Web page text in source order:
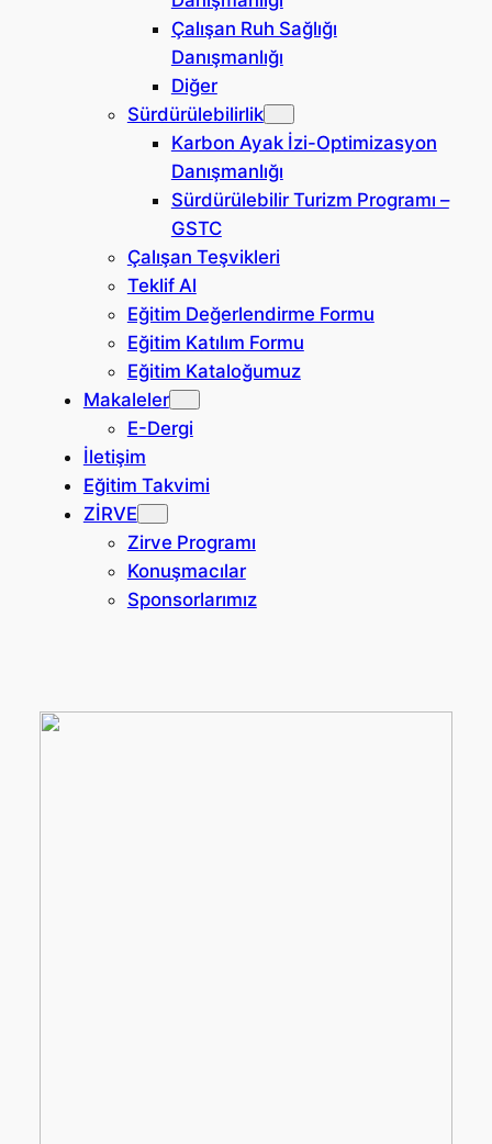
Çalışan Ruh Sağlığı
Danışmanlığı
Diğer
Sürdürülebilirlik
Karbon Ayak İzi-Optimizasyon
Danışmanlığı
Sürdürülebilir Turizm Programı –
GSTC
Çalışan Teşvikleri
Teklif Al
Eğitim Değerlendirme Formu
Eğitim Katılım Formu
Eğitim Kataloğumuz
Makaleler
E-Dergi
İletişim
Eğitim Takvimi
ZİRVE
Zirve Programı
Konuşmacılar
Sponsorlarımız